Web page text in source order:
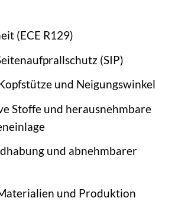
(ECE R129)
(SIP)
und Neigungswinkel
Stoffe und herausnehmbare
und abnehmbarer
und Produktion